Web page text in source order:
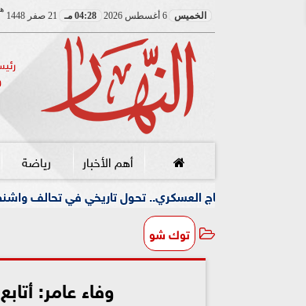
الخميس 6 أغسطس 2026 04:28 مـ 21 صفر 1448
هـ
أهم الأخبار رياضة
العسكري.. تحول تاريخي في تحالف واشنطن وتل أبيب
توك شو
وفاء عامر: